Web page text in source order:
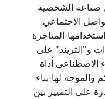
صناعة الشخصية
الاجتماعي
المتاجرة
و"التريند" على
الاصطناعي أداة
لها-بناء
على التمييز بين